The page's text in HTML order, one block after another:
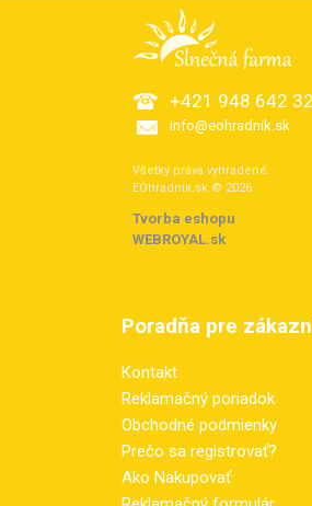
+421 948 642
info@eohradnik.sk
Všetky práva vyhradené.
EOhradnik.sk © 2026
Tvorba eshopu:
WEBROYAL.sk
Poradňa pre
Kontakt
Reklamačný poriadok
Obchodné podmienky
Prečo sa registrovať?
Ako Nakupovať